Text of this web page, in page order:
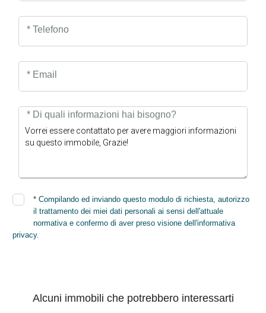
* Telefono
* Email
* Di quali informazioni hai bisogno?
*Compilando ed inviando questo modulo di richiesta, autorizzo
il trattamento dei miei dati personali ai sensi dell'attuale
normativa e confermo di aver preso visione dell'informativa
privacy.